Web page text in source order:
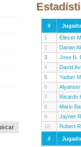
#
1
Eliecer
2
Darian
3
Jose N.
4
David
5
Yadian
6
7
Ricardo
8
Mario
9
Jayner
10
Robert
#